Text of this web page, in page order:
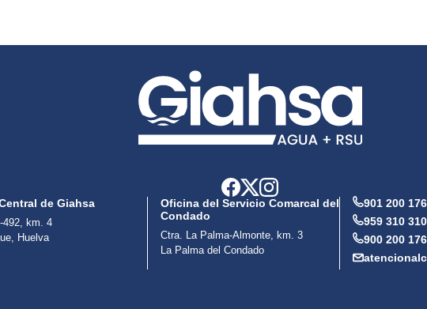
de Giahsa
492, km. 4
Huelva
Oficina del Servicio Comarcal del
Condado
Ctra. La Palma-Almonte, km. 3
La Palma del Condado
901 200 176
959 310 310
900 200 176